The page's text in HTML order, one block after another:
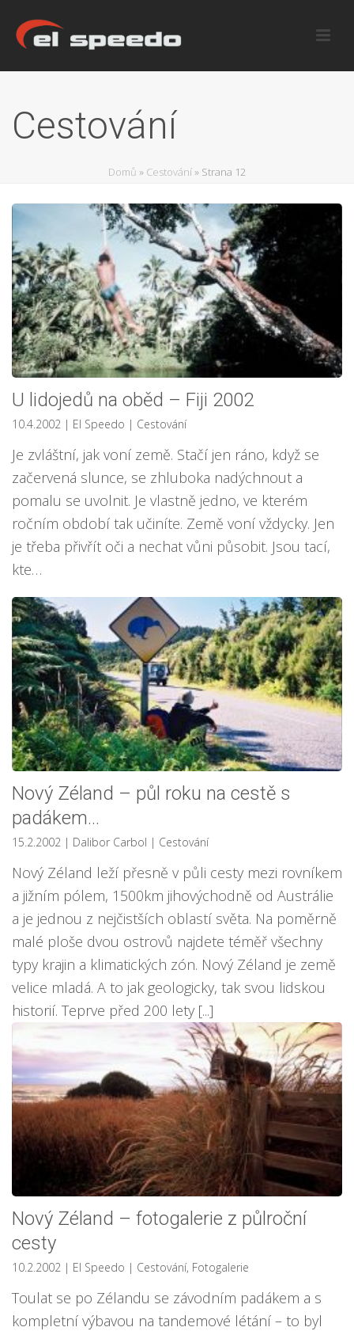
Cestování
Domů » Cestování » Strana 12
U lidojedů na oběd – Fiji 2002
10.4.2002 | El Speedo | Cestování
Je zvláštní, jak voní země. Stačí jen ráno, když se
začervená slunce, se zhluboka nadýchnout a
pomalu se uvolnit. Je vlastně jedno, ve kterém
ročním období tak učiníte. Země voní vždycky. Jen
je třeba přivřít oči a nechat vůni působit. Jsou tací,
kte…
Nový Zéland – půl roku na cestě s
padákem…
15.2.2002 | Dalibor Carbol | Cestování
Nový Zéland leží přesně v půli cesty mezi rovníkem
a jižním pólem, 1500km jihovýchodně od Austrálie
a je jednou z nejčistších oblastí světa. Na poměrně
malé ploše dvou ostrovů najdete téměř všechny
typy krajin a klimatických zón. Nový Zéland je země
velice mladá. A to jak geologicky, tak svou lidskou
historií. Teprve před 200 lety [...]
Nový Zéland – fotogalerie z půlroční
cesty
10.2.2002 | El Speedo | Cestování, Fotogalerie
Toulat se po Zélandu se závodním padákem a s
kompletní výbavou na tandemové létání – to byl